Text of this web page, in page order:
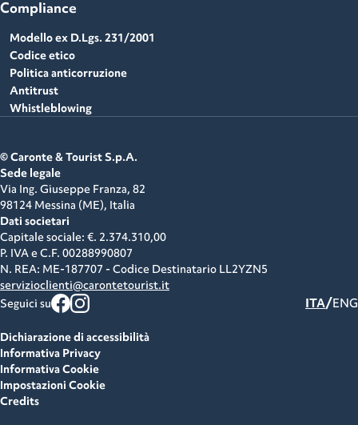
Compliance
Modello ex D.Lgs. 231/2001
Codice etico
Politica anticorruzione
Antitrust
Whistleblowing
© Caronte & Tourist S.p.A.
Sede legale
Via Ing. Giuseppe Franza, 82
98124 Messina (ME), Italia
Dati societari
Capitale sociale: €. 2.374.310,00
P. IVA e C.F. 00288990807
N. REA: ME-187707 - Codice Destinatario LL2YZN5
servizioclienti@carontetourist.it
Seguici su
ITA/ENG
Dichiarazione di accessibilità
Informativa Privacy
Informativa Cookie
Impostazioni Cookie
Credits